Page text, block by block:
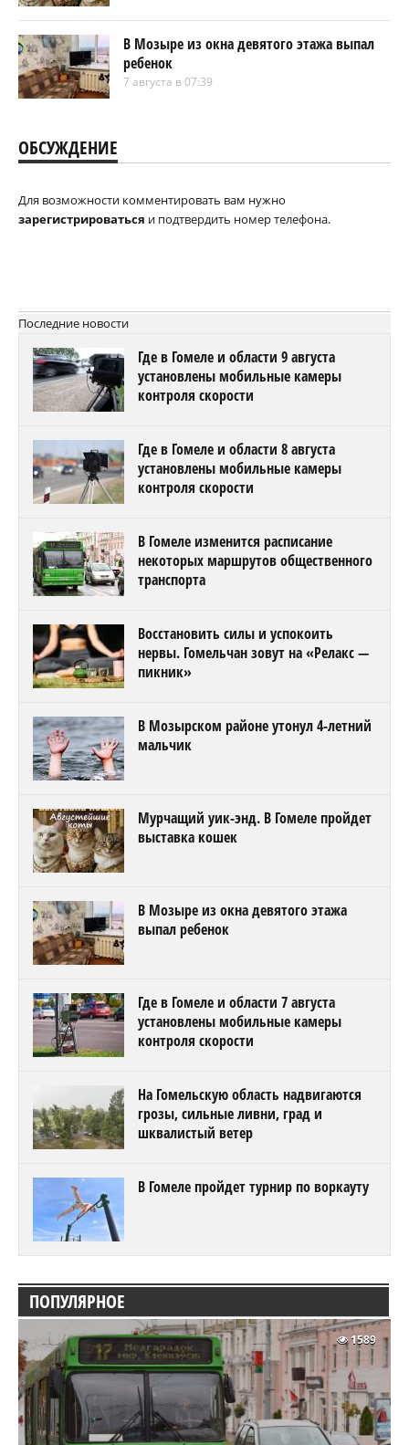
В Мозыре из окна девятого этажа выпал
ребенок
7 августа в 07:39
ОБСУЖДЕНИЕ
Для возможности комментировать вам нужно
зарегистрироваться и подтвердить номер телефона.
Последние новости
Где в Гомеле и области 9 августа
установлены мобильные камеры
контроля скорости
Где в Гомеле и области 8 августа
установлены мобильные камеры
контроля скорости
В Гомеле изменится расписание
некоторых маршрутов общественного
транспорта
Восстановить силы и успокоить
нервы. Гомельчан зовут на «Релакс —
пикник»
В Мозырском районе утонул 4-летний
мальчик
Мурчащий уик-энд. В Гомеле пройдет
выставка кошек
В Мозыре из окна девятого этажа
выпал ребенок
Где в Гомеле и области 7 августа
установлены мобильные камеры
контроля скорости
На Гомельскую область надвигаются
грозы, сильные ливни, град и
шквалистый ветер
В Гомеле пройдет турнир по воркауту
ПОПУЛЯРНОЕ
1589